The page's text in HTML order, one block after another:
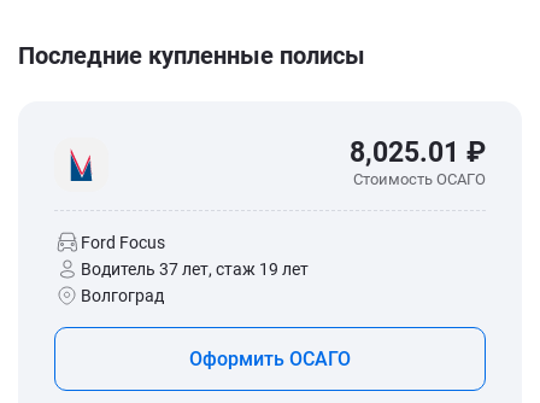
Последние купленные полисы
8,025.01 ₽
Стоимость ОСАГО
Ford Focus
Водитель 37 лет, стаж 19 лет
Волгоград
Оформить ОСАГО